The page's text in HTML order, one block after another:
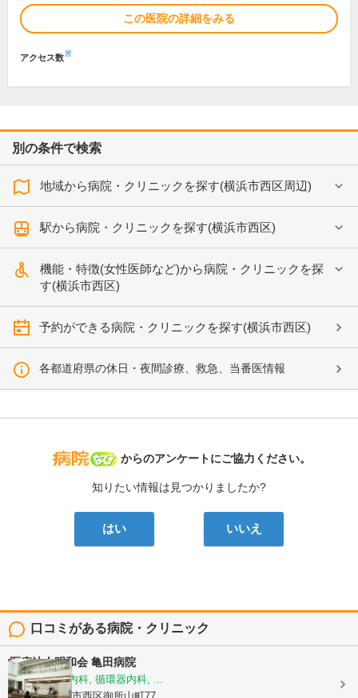
この医院の詳細をみる
アクセス数※
別の条件で検索
地域から病院・クリニックを探す(横浜市西区周辺)
駅から病院・クリニックを探す(横浜市西区)
機能・特徴(女性医師など)から病院・クリニックを探
す(横浜市西区)
予約ができる病院・クリニックを探す(横浜市西区)
各都道府県の休日・夜間診療、救急、当番医情報
病院なび
からのアンケートにご協力ください。
知りたい情報は見つかりましたか?
はい いいえ
口コミがある病院・クリニック
医療法人明和会 亀田病院
内科, 呼吸器内科, 循環器内科, ...